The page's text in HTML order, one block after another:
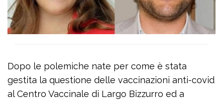
Dopo le polemiche nate per come è stata
gestita la questione delle vaccinazioni anti-covid
al Centro Vaccinale di Largo Bizzurro ed a